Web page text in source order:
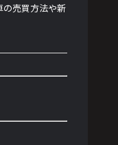
の売買方法や新